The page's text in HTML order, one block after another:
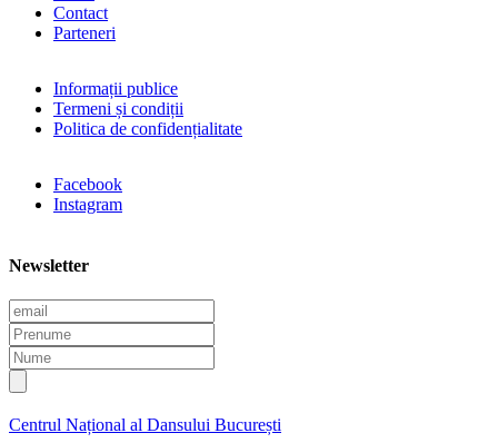
Contact
Parteneri
Informații publice
Termeni și condiții
Politica de confidențialitate
Facebook
Instagram
Newsletter
E
m
a
i
l
P
r
e
n
m
N
u
m
e
Centrul Național al Dansului București